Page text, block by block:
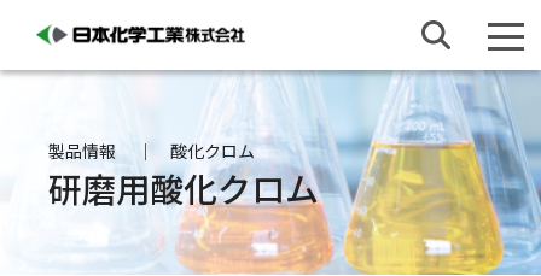
製品情報 酸化クロム
研磨用酸化クロム